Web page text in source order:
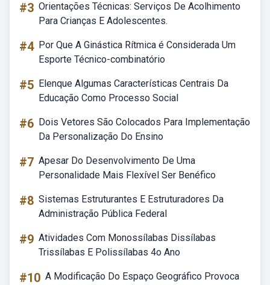
#3 Orientações Técnicas: Serviços De Acolhimento
Para Crianças E Adolescentes.
#4 Por Que A Ginástica Rítmica é Considerada Um
Esporte Técnico-combinatório
#5 Elenque Algumas Características Centrais Da
Educação Como Processo Social
#6 Dois Vetores São Colocados Para Implementação
Da Personalização Do Ensino
#7 Apesar Do Desenvolvimento De Uma
Personalidade Mais Flexível Ser Benéfico
#8 Sistemas Estruturantes E Estruturadores Da
Administração Pública Federal
#9 Atividades Com Monossílabas Dissílabas
Trissílabas E Polissílabas 4o Ano
#10 A Modificação Do Espaço Geográfico Provoca